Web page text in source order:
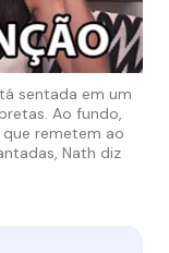
sentada em um
Ao fundo,
remetem ao
Nath diz